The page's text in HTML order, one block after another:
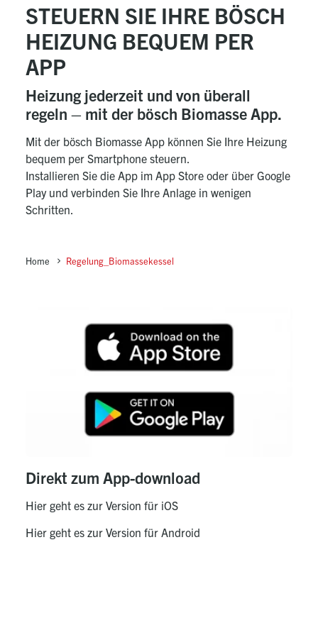
STEUERN SIE IHRE BÖSCH
HEIZUNG BEQUEM PER
APP
Heizung jederzeit und von überall
regeln – mit der bösch Biomasse App.
Mit der bösch Biomasse App können Sie Ihre Heizung
bequem per Smartphone steuern.
Installieren Sie die App im App Store oder über Google
Play und verbinden Sie Ihre Anlage in wenigen
Schritten.
Home Regelung_Biomassekessel
Direkt zum App-download
Hier geht es zur Version für iOS
Hier geht es zur Version für Android